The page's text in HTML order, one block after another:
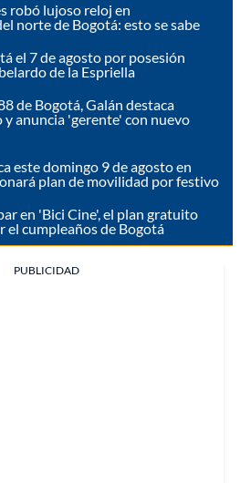
robó lujoso reloj en
norte de Bogotá: esto se sabe
el 7 de agosto por posesión
de la Espriella
de Bogotá, Galán destaca
y anuncia 'gerente' con nuevo
este domingo 9 de agosto en
plan de movilidad por festivo
en 'Bici Cine', el plan gratuito
el cumpleaños de Bogotá
PUBLICIDAD